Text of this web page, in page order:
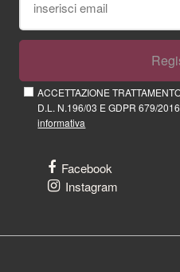
ACCETTAZIONE
D.L. N.196/03 E GDPR 679/
informativa
Facebook
Instagram